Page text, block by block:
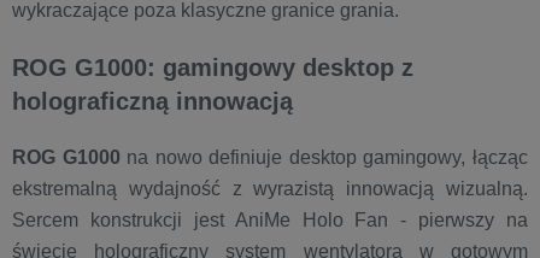
wykraczające poza klasyczne granice grania.
ROG G1000: gamingowy desktop z
holograficzną innowacją
ROG G1000 na nowo definiuje desktop gamingowy, łącząc
ekstremalną wydajność z wyrazistą innowacją wizualną.
Sercem konstrukcji jest AniMe Holo Fan - pierwszy na
świecie holograficzny system wentylatora w gotowym